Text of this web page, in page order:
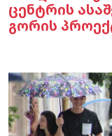
ცენტრის
გორის